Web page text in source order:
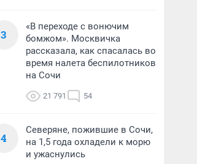
3
«В переходе с вонючим
бомжом». Москвичка
рассказала, как спасалась во
время налета беспилотников
на Сочи
21 791 54
4
Северяне, пожившие в Сочи,
на 1,5 года охладели к морю
и ужаснулись